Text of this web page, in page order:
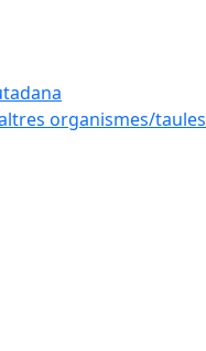
organismes/taules